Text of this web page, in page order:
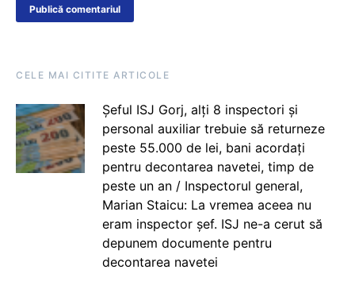
CELE MAI CITITE ARTICOLE
Șeful ISJ Gorj, alți 8 inspectori și
personal auxiliar trebuie să returneze
peste 55.000 de lei, bani acordați
pentru decontarea navetei, timp de
peste un an / Inspectorul general,
Marian Staicu: La vremea aceea nu
eram inspector șef. ISJ ne-a cerut să
depunem documente pentru
decontarea navetei